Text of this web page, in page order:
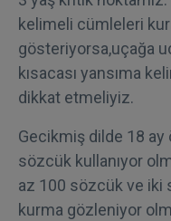
kelimeli cümleleri
gösteriyorsa,uçağa
kısacası yansıma
dikkat etmeliyiz.
Gecikmiş dilde 18
sözcük kullanıyor
az 100 sözcük ve iki
kurma gözleniyor